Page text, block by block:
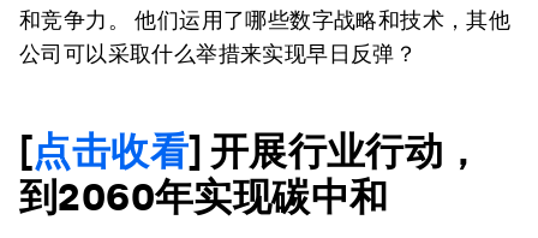
和竞争力。 他们运用了哪些数字战略和技术，其他
公司可以采取什么举措来实现早日反弹？
[点击收看] 开展行业行动，
到2060年实现碳中和